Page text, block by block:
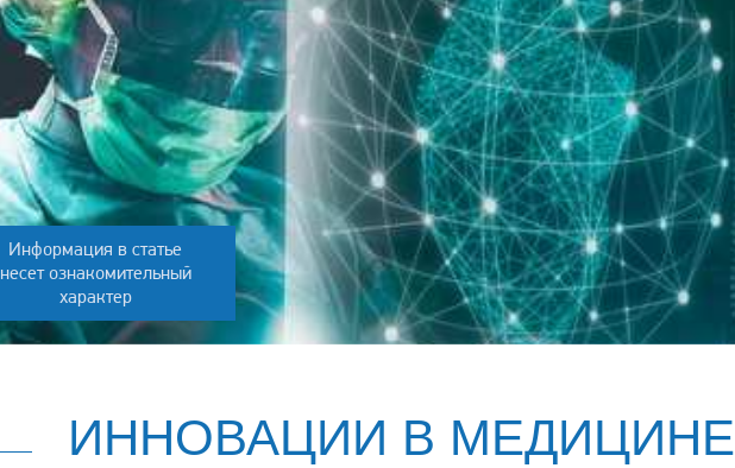
Информация в статье
несет ознакомительный
характер
ИННОВАЦИИ В МЕДИЦИНЕ